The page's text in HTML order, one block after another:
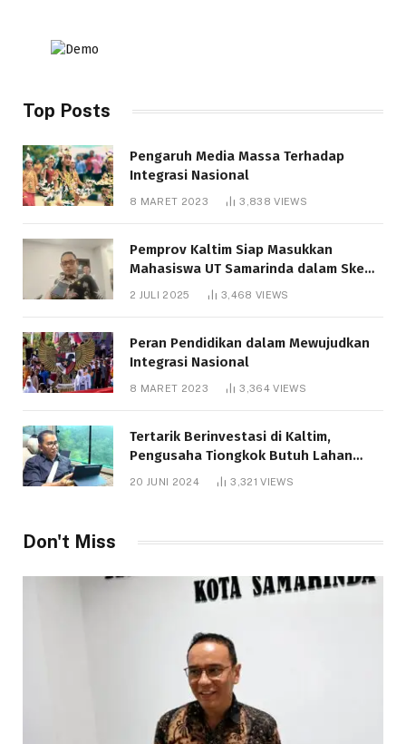
Top Posts
Pengaruh Media Massa Terhadap
Integrasi Nasional
8 MARET 2023 3,838VIEWS
Pemprov Kaltim Siap Masukkan
Mahasiswa UT Samarinda dalam Skema
Bantuan Pendidikan Gratispol
2 JULI 2025 3,468 VIEWS
Peran Pendidikan dalam Mewujudkan
Integrasi Nasional
8 MARET 2023 3,364VIEWS
Tertarik Berinvestasi di Kaltim,
Pengusaha Tiongkok Butuh Lahan
1.000 Hektare
20 JUNI 2024 3,321VIEWS
Don't Miss